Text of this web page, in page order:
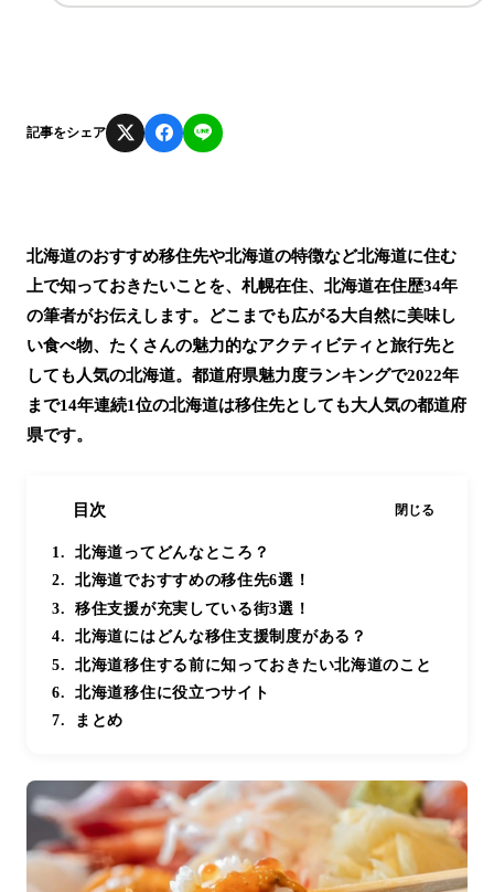
記事をシェア
北海道のおすすめ移住先や北海道の特徴など北海道に住む
上で知っておきたいことを、札幌在住、北海道在住歴34年
の筆者がお伝えします。どこまでも広がる大自然に美味し
い食べ物、たくさんの魅力的なアクティビティと旅行先と
しても人気の北海道。都道府県魅力度ランキングで2022年
まで14年連続1位の北海道は移住先としても大人気の都道府
県です。
目次 閉じる
北海道ってどんなところ？
北海道でおすすめの移住先6選！
移住支援が充実している街3選！
北海道にはどんな移住支援制度がある？
北海道移住する前に知っておきたい北海道のこと
北海道移住に役立つサイト
まとめ